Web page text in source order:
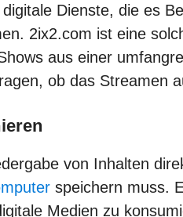
Dienste, die es
2ix2.com ist eine
aus einer
ob das Streamen
von Inhalten
speichern muss.
Medien zu